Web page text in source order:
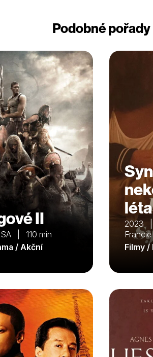
Podobné pořady
II
| 110 min
/ Akční
léta
2023 |
Filmy /